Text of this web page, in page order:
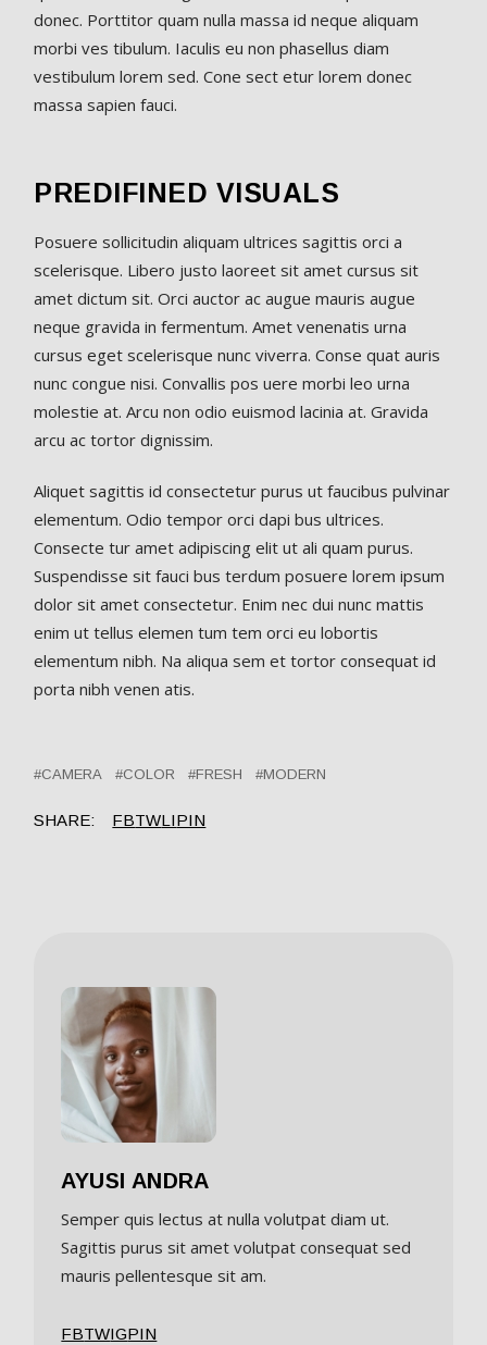
donec. Porttitor quam nulla massa id neque aliquam
morbi ves tibulum. Iaculis eu non phasellus diam
vestibulum lorem sed. Cone sect etur lorem donec
massa sapien fauci.
PREDIFINED VISUALS
Posuere sollicitudin aliquam ultrices sagittis orci a
scelerisque. Libero justo laoreet sit amet cursus sit
amet dictum sit. Orci auctor ac augue mauris augue
neque gravida in fermentum. Amet venenatis urna
cursus eget scelerisque nunc viverra. Conse quat auris
nunc congue nisi. Convallis pos uere morbi leo urna
molestie at. Arcu non odio euismod lacinia at. Gravida
arcu ac tortor dignissim.
Aliquet sagittis id consectetur purus ut faucibus pulvinar
elementum. Odio tempor orci dapi bus ultrices.
Consecte tur amet adipiscing elit ut ali quam purus.
Suspendisse sit fauci bus terdum posuere lorem ipsum
dolor sit amet consectetur. Enim nec dui nunc mattis
enim ut tellus elemen tum tem orci eu lobortis
elementum nibh. Na aliqua sem et tortor consequat id
porta nibh venen atis.
CAMERA COLOR FRESH MODERN
SHARE: FBTWLIPIN
AYUSI ANDRA
Semper quis lectus at nulla volutpat diam ut.
Sagittis purus sit amet volutpat consequat sed
mauris pellentesque sit am.
FBTWIGPIN